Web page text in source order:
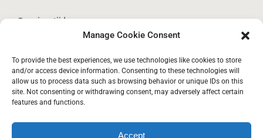
Manage Cookie Consent
To provide the best experiences, we use technologies like cookies to store
and/or access device information. Consenting to these technologies will
allow us to process data such as browsing behavior or unique IDs on this
site. Not consenting or withdrawing consent, may adversely affect certain
features and functions.
Accept
Openingstijden
maandag t/m vrijdag van 08.00 uur – 17.00 uur
Partner van: